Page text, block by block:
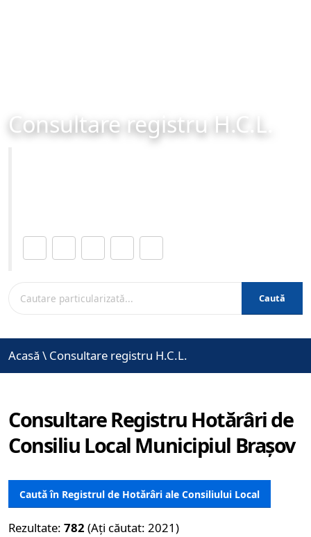
Consultare registru H.C.L.
Caută
Acasă \ Consultare registru H.C.L.
Consultare Registru Hotărâri de
Consiliu Local Municipiul Brașov
Caută în Registrul de Hotărâri ale Consiliului Local
Rezultate: 782 (Ați căutat: 2021)